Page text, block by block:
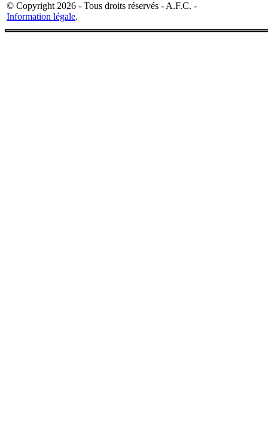
© Copyright 2026 - Tous droits réservés - A.F.C. -
Information légale.